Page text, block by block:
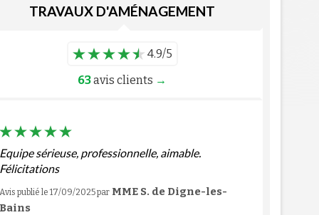
TRAVAUX D'AMÉNAGEMENT
4.9/5
63avis clients →
Equipe sérieuse, professionnelle, aimable.
Félicitations
Avis publié le 17/09/2025par MME S. de Digne-les-
Bains